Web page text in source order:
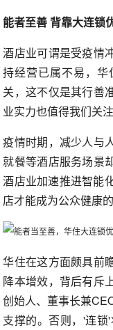
能者至善 背靠大连锁
酒店业可谓是受疫情
持经营已属不易，
关，这不仅是其行善
业实力也值得我们关
疫情时期，减少人与
就餐等酒店服务场景
酒店业加速推进智能
店才能成为公众健康
华住在这方面颇具前
降本增效，背后有斥
创始人、董事长兼
支撑的。否则，'连